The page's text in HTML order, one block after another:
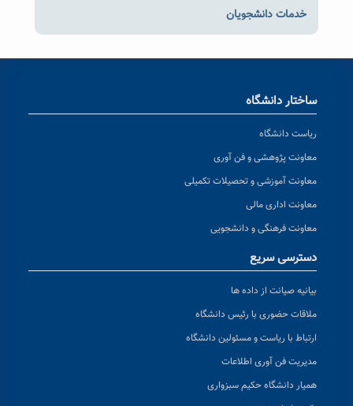
خدمات دانشجویان
ساختار دانشگاه
ریاست دانشگاه
معاونت پژوهشی و فن آوری
معاونت آموزشی و تحصیلات تکمیلی
معاونت اداری مالی
معاونت فرهنگی و دانشجویی
دسترسی سریع
بیانیه صیانت از داده ها
ملاقات حضوری با رئیس دانشگاه
ارتباط با ریاست و مسئولین دانشگاه
مدیریت فن آوری اطلاعات
همیار دانشگاه حکیم سبزواری